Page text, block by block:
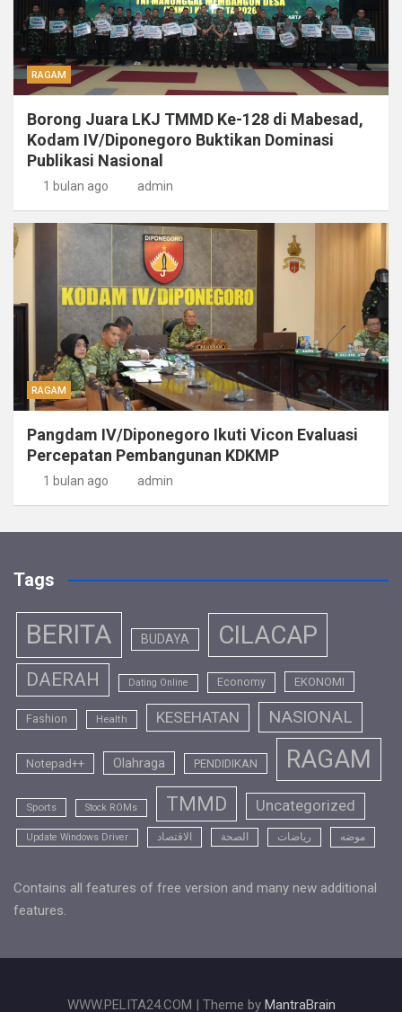
RAGAM
Borong Juara LKJ TMMD Ke-128 di Mabesad,
Kodam IV/Diponegoro Buktikan Dominasi
Publikasi Nasional
1 bulan ago admin
RAGAM
Pangdam IV/Diponegoro Ikuti Vicon Evaluasi
Percepatan Pembangunan KDKMP
1 bulan ago admin
Tags
BERITA BUDAYA CILACAP
DAERAH Dating Online Economy EKONOMI
Fashion Health KESEHATAN NASIONAL
Notepad++ Olahraga PENDIDIKAN RAGAM
Sports Stock ROMs TMMD Uncategorized
Update Windows Driver الاقتصاد الصحة رياضات موضه
Contains all features of free version and many new additional
features.
WWW.PELITA24.COM | Theme by MantraBrain